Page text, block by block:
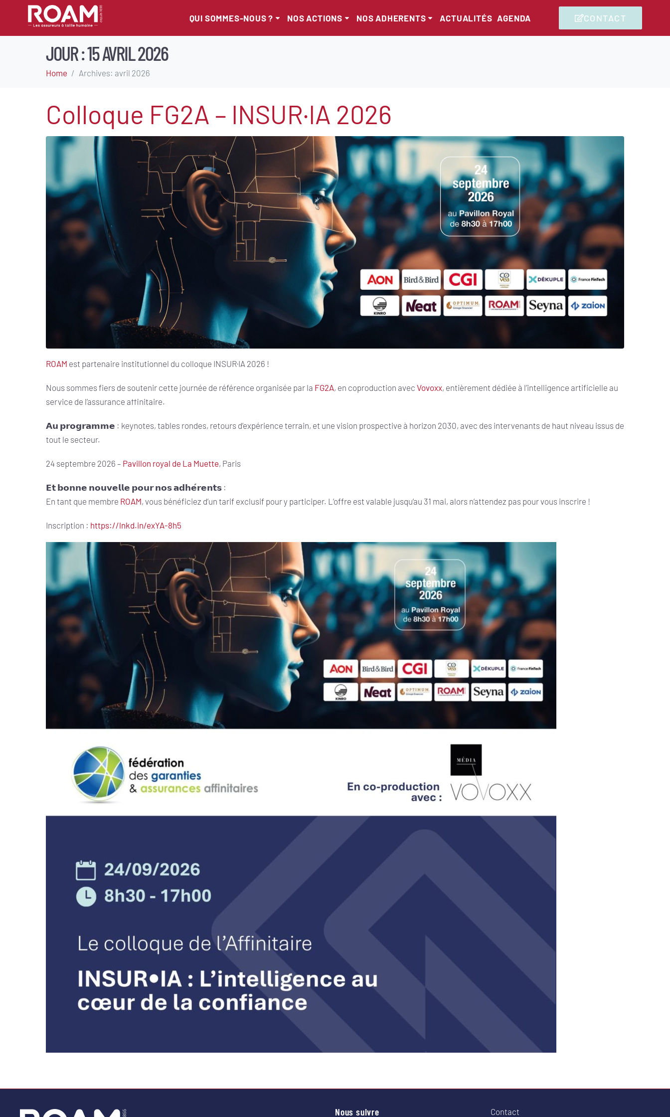
QUI SOMMES-NOUS ? NOS ACTIONS NOS ADHERENTS ACTUALITÉS AGENDA CONTACT
JOUR :15 AVRIL 2026
Home Archives: avril 2026
Colloque FG2A – INSUR·IA 2026
ROAM est partenaire institutionnel du colloque INSUR·IA 2026 !
Nous sommes fiers de soutenir cette journée de référence organisée par la FG2A, en coproduction avec Vovoxx, entièrement dédiée à l’intelligence artificielle au
service de l’assurance affinitaire.
𝗔𝘂 𝗽𝗿𝗼𝗴𝗿𝗮𝗺𝗺𝗲 : keynotes, tables rondes, retours d’expérience terrain, et une vision prospective à horizon 2030, avec des intervenants de haut niveau issus de
tout le secteur.
24 septembre 2026 – Pavillon royal de La Muette, Paris
𝗘𝘁 𝗯𝗼𝗻𝗻𝗲 𝗻𝗼𝘂𝘃𝗲𝗹𝗹𝗲 𝗽𝗼𝘂𝗿 𝗻𝗼𝘀 𝗮𝗱𝗵𝗲́𝗿𝗲𝗻𝘁𝘀 :
En tant que membre ROAM, vous bénéficiez d’un tarif exclusif pour y participer. L’offre est valable jusqu’au 31 mai, alors n’attendez pas pour vous inscrire !
Inscription : https://lnkd.in/exYA-8h5
Nous suivre Contact